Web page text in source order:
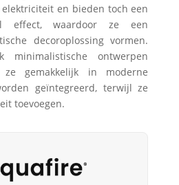
en bieden toch een
effect, waardoor ze een
decoroplossing vormen.
minimalistische ontwerpen
gemakkelijk in moderne
geïntegreerd, terwijl ze
toevoegen.